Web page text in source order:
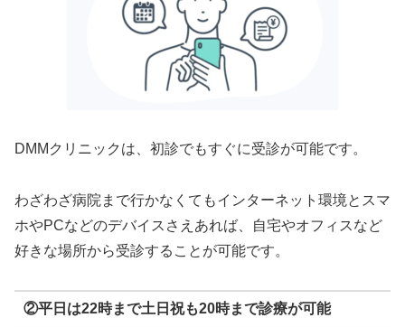
DMMクリニックは、初診でもすぐに受診が可能です。
わざわざ病院まで行かなくてもインターネット環境とスマ
ホやPCなどのデバイスさえあれば、自宅やオフィスなど
好きな場所から受診することが可能です。
②平日は22時まで土日祝も20時まで診療が可能